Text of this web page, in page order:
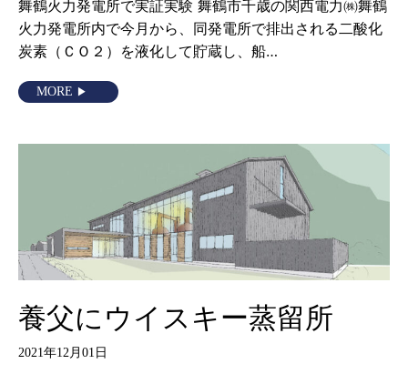
舞鶴火力発電所で実証実験 舞鶴市千歳の関西電力㈱舞鶴
火力発電所内で今月から、同発電所で排出される二酸化
炭素（ＣＯ２）を液化して貯蔵し、船…
MORE
養父にウイスキー蒸留所
2021年12月01日